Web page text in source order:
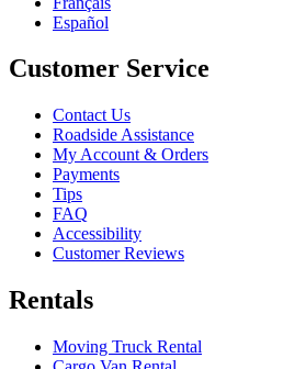
Español
Customer Service
Contact Us
Roadside Assistance
My Account & Orders
Payments
Tips
FAQ
Accessibility
Customer Reviews
Rentals
Moving Truck Rental